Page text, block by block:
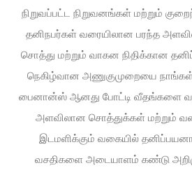
நிறுவப்பட்ட நிறுவனங்கள் மற்றும்
தனிநபர்கள் வரையிலான பரந்த
சொத்து மற்றும் வாகன நிதிக்கான
நெகிழ்வான அணுகுமுறையை
பைனான்ஸ் ஆனது போட்டி வீதங்களை
அளவிலான சொத்துக்கள் மற்றும்
இடமளிக்கும் வகையில்
வசதிகளை அடையாளம் கண்டு